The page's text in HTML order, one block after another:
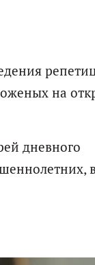
на
дневного